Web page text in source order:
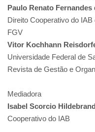
Paulo Renato Fernandes
Direito Cooperativo do
FGV
Vitor Kochhann
Universidade Federal de
Revista de Gestão e
Mediadora
Isabel Scorcio
Cooperativo do IAB